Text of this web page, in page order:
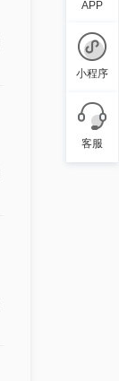
APP
小程序
客服